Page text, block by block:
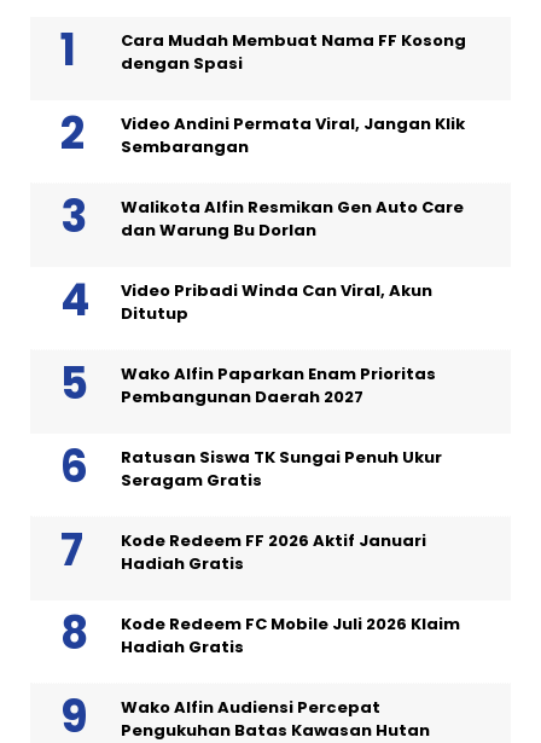
Cara Mudah Membuat Nama FF Kosong
dengan Spasi
Video Andini Permata Viral, Jangan Klik
Sembarangan
Walikota Alfin Resmikan Gen Auto Care
dan Warung Bu Dorlan
Video Pribadi Winda Can Viral, Akun
Ditutup
Wako Alfin Paparkan Enam Prioritas
Pembangunan Daerah 2027
Ratusan Siswa TK Sungai Penuh Ukur
Seragam Gratis
Kode Redeem FF 2026 Aktif Januari
Hadiah Gratis
Kode Redeem FC Mobile Juli 2026 Klaim
Hadiah Gratis
Wako Alfin Audiensi Percepat
Pengukuhan Batas Kawasan Hutan